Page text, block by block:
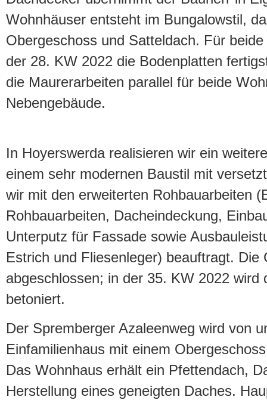
Wohnhäuser entsteht im Bungalowstil,
Obergeschoss und Satteldach. Für
der 28. KW 2022 die Bodenplatten
die Maurerarbeiten parallel für beide
Nebengebäude.
In Hoyerswerda realisieren wir ein
einem sehr modernen Baustil mit
wir mit den erweiterten Rohbauarbeiten
Rohbauarbeiten, Dacheindeckung,
Unterputz für Fassade sowie
Estrich und Fliesenleger) beauftragt. Die
abgeschlossen; in der 35. KW 2022 wird
betoniert.
Der Spremberger Azaleenweg wird von
Einfamilienhaus mit einem
Das Wohnhaus erhält ein Pfettendach,
Herstellung eines geneigten Daches.